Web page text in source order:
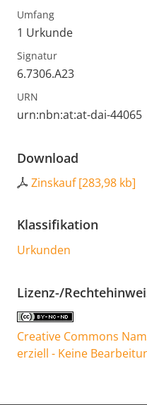
Umfang
1 Urkunde
Signatur
6.7306.A23
URN
urn:nbn:at:at-dai-44065
Download
Zinskauf[283,98 kb]
Klassifikation
Urkunden
Lizenz-/
Creative Commons
erziell - Keine